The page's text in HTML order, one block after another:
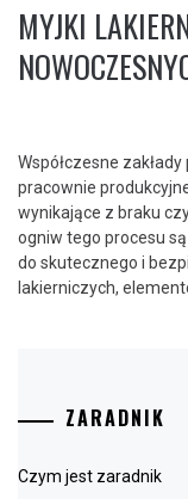
MYJKI
Współczesne
pracownie
wynikające z braku
ogniw tego procesu
do skutecznego i
lakierniczych,
ZARADNIK
Czym jest zaradnik